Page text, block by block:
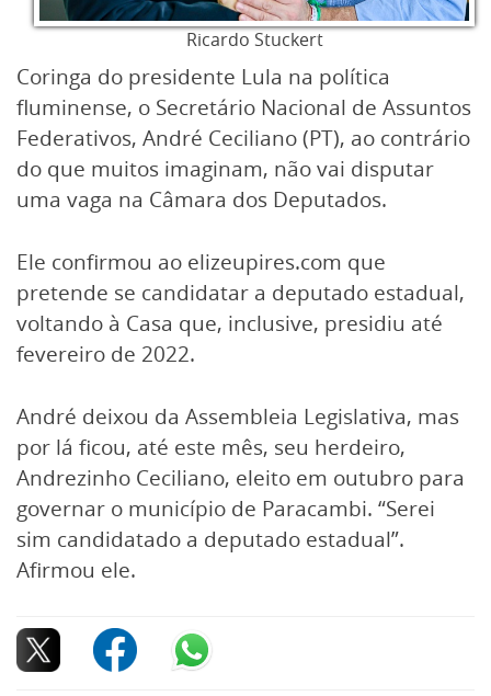
Ricardo Stuckert
Coringa do presidente Lula na política
fluminense, o Secretário Nacional de Assuntos
Federativos, André Ceciliano (PT), ao contrário
do que muitos imaginam, não vai disputar
uma vaga na Câmara dos Deputados.
Ele confirmou ao elizeupires.com que
pretende se candidatar a deputado estadual,
voltando à Casa que, inclusive, presidiu até
fevereiro de 2022.
André deixou da Assembleia Legislativa, mas
por lá ficou, até este mês, seu herdeiro,
Andrezinho Ceciliano, eleito em outubro para
governar o município de Paracambi. “Serei
sim candidatado a deputado estadual”.
Afirmou ele.